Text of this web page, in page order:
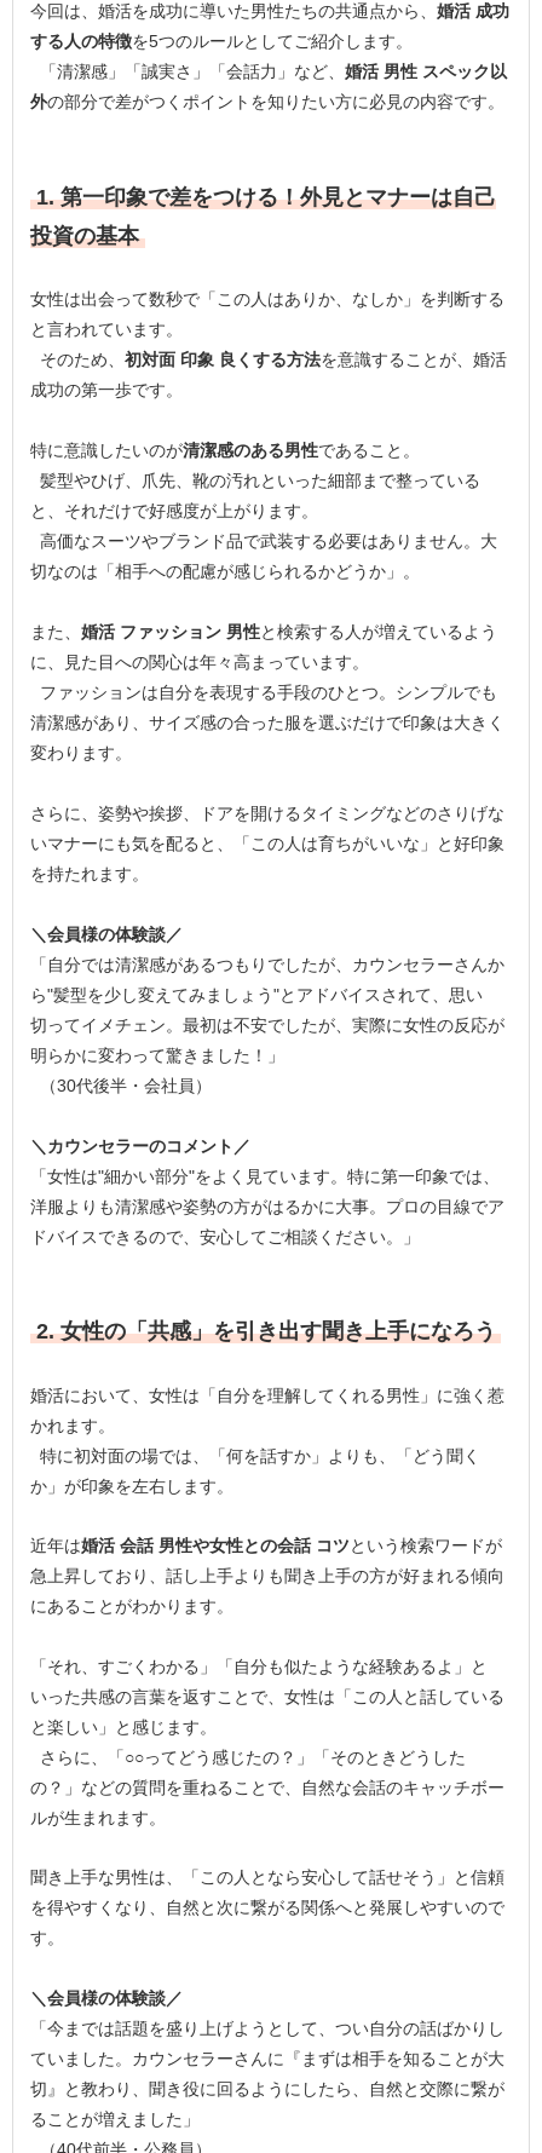
今回は、婚活を成功に導いた男性たちの共通点から、婚活 成功
する人の特徴を5つのルールとしてご紹介します。
「清潔感」「誠実さ」「会話力」など、婚活 男性 スペック以
外の部分で差がつくポイントを知りたい方に必見の内容です。
1. 第一印象で差をつける！外見とマナーは自己
投資の基本
女性は出会って数秒で「この人はありか、なしか」を判断する
と言われています。
そのため、初対面 印象 良くする方法を意識することが、婚活
成功の第一歩です。
特に意識したいのが清潔感のある男性であること。
髪型やひげ、爪先、靴の汚れといった細部まで整っている
と、それだけで好感度が上がります。
高価なスーツやブランド品で武装する必要はありません。大
切なのは「相手への配慮が感じられるかどうか」。
また、婚活 ファッション 男性と検索する人が増えているよう
に、見た目への関心は年々高まっています。
ファッションは自分を表現する手段のひとつ。シンプルでも
清潔感があり、サイズ感の合った服を選ぶだけで印象は大きく
変わります。
さらに、姿勢や挨拶、ドアを開けるタイミングなどのさりげな
いマナーにも気を配ると、「この人は育ちがいいな」と好印象
を持たれます。
＼会員様の体験談／
「自分では清潔感があるつもりでしたが、カウンセラーさんか
ら"髪型を少し変えてみましょう"とアドバイスされて、思い
切ってイメチェン。最初は不安でしたが、実際に女性の反応が
明らかに変わって驚きました！」
（30代後半・会社員）
＼カウンセラーのコメント／
「女性は"細かい部分"をよく見ています。特に第一印象では、
洋服よりも清潔感や姿勢の方がはるかに大事。プロの目線でア
ドバイスできるので、安心してご相談ください。」
2. 女性の「共感」を引き出す聞き上手になろう
婚活において、女性は「自分を理解してくれる男性」に強く惹
かれます。
特に初対面の場では、「何を話すか」よりも、「どう聞く
か」が印象を左右します。
近年は婚活 会話 男性や女性との会話 コツという検索ワードが
急上昇しており、話し上手よりも聞き上手の方が好まれる傾向
にあることがわかります。
「それ、すごくわかる」「自分も似たような経験あるよ」と
いった共感の言葉を返すことで、女性は「この人と話している
と楽しい」と感じます。
さらに、「○○ってどう感じたの？」「そのときどうした
の？」などの質問を重ねることで、自然な会話のキャッチボー
ルが生まれます。
聞き上手な男性は、「この人となら安心して話せそう」と信頼
を得やすくなり、自然と次に繋がる関係へと発展しやすいので
す。
＼会員様の体験談／
「今までは話題を盛り上げようとして、つい自分の話ばかりし
ていました。カウンセラーさんに『まずは相手を知ることが大
切』と教わり、聞き役に回るようにしたら、自然と交際に繋が
ることが増えました」
（40代前半・公務員）